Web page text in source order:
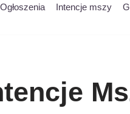
Ogłoszenia Intencje mszy